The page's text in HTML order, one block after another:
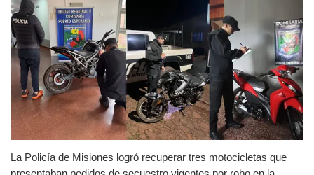
La Policía de Misiones logró recuperar tres motocicletas que